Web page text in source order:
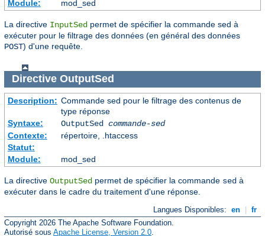
Module:
mod_sed
La directive InputSed permet de spécifier la commande sed à
exécuter pour le filtrage des données (en général des données
POST) d'une requête.
Directive OutputSed
Description: Commande sed pour le filtrage des contenus de
type réponse
Syntaxe:
OutputSed commande-sed
Contexte:
répertoire, .htaccess
Statut:
Module:
mod_sed
La directive OutputSed permet de spécifier la commande sed à
exécuter dans le cadre du traitement d'une réponse.
Langues Disponibles: en
fr
Copyright 2026 The Apache Software Foundation.
Autorisé sous Apache License, Version 2.0.